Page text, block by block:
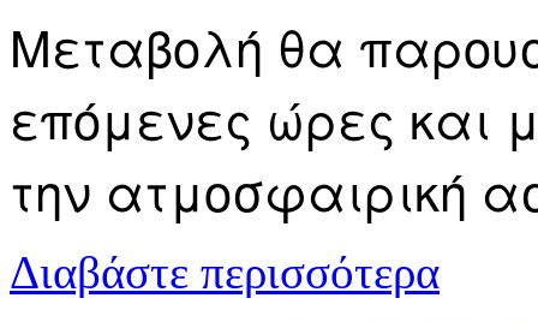
Μεταβολή θα
επόμενες ώρες και
την ατμοσφαιρική
Διαβάστε περισσότερα